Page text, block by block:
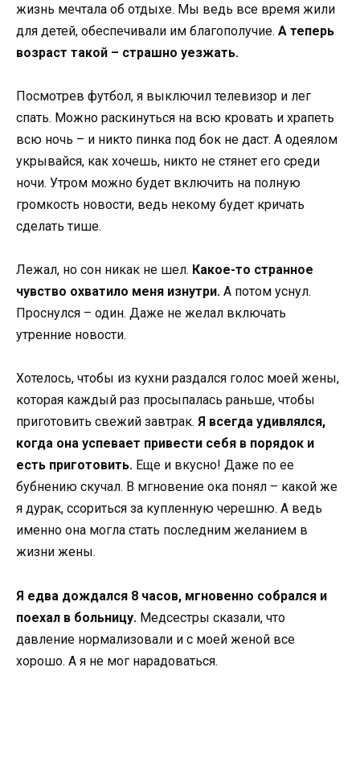
жизнь мечтала об отдыхе. Мы ведь все время жили
для детей, обеспечивали им благополучие. А теперь
возраст такой – страшно уезжать.
Посмотрев футбол, я выключил телевизор и лег
спать. Можно раскинуться на всю кровать и храпеть
всю ночь – и никто пинка под бок не даст. А одеялом
укрывайся, как хочешь, никто не стянет его среди
ночи. Утром можно будет включить на полную
громкость новости, ведь некому будет кричать
сделать тише.
Лежал, но сон никак не шел. Какое-то странное
чувство охватило меня изнутри. А потом уснул.
Проснулся – один. Даже не желал включать
утренние новости.
Хотелось, чтобы из кухни раздался голос моей жены,
которая каждый раз просыпалась раньше, чтобы
приготовить свежий завтрак. Я всегда удивлялся,
когда она успевает привести себя в порядок и
есть приготовить. Еще и вкусно! Даже по ее
бубнению скучал. В мгновение ока понял – какой же
я дурак, ссориться за купленную черешню. А ведь
именно она могла стать последним желанием в
жизни жены.
Я едва дождался 8 часов, мгновенно собрался и
поехал в больницу. Медсестры сказали, что
давление нормализовали и с моей женой все
хорошо. А я не мог нарадоваться.